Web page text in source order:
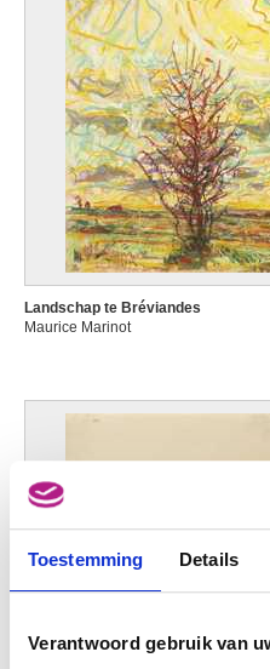
Toestemming Details
Verantwoord gebruik van
Landschap te Bréviandes
Maurice Marinot